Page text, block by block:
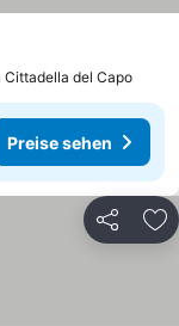
del Capo
Preise sehen
Teilen